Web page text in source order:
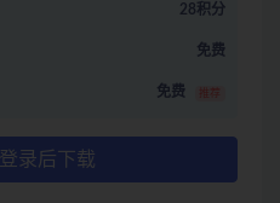
28积分
免费
免费 推荐
登录后下载